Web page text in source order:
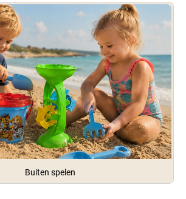
Buiten spelen